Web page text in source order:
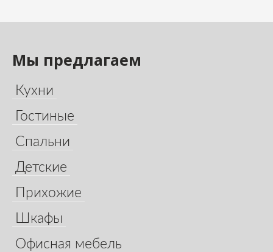
Мы предлагаем
Кухни
Гостиные
Спальни
Детские
Прихожие
Шкафы
Офисная мебель